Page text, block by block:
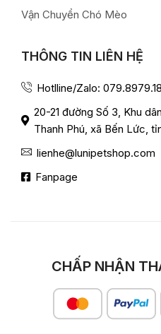
Vận Chuyển Chó Mèo
THÔNG TIN LIÊN HỆ
Hotlline/Zalo:
20-21 đường Số 3, Khu
Thanh Phú, xã Bến Lức,
lienhe@lunipetshop.com
Fanpage
CHẤP NHẬN